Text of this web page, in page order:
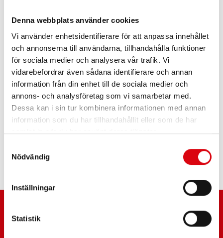
Denna webbplats använder cookies
Vi använder enhetsidentifierare för att anpassa innehållet
och annonserna till användarna, tillhandahålla funktioner
för sociala medier och analysera vår trafik. Vi
vidarebefordrar även sådana identifierare och annan
information från din enhet till de sociala medier och
annons- och analysföretag som vi samarbetar med.
Dessa kan i sin tur kombinera informationen med annan
information som du har tillhandahållit eller som de har
samlat in när du har använt deras tjänster.
Nödvändig
Inställningar
Statistik
AGM PRO 520 01 / BETX20L - ETX20L
Den populäraste modellen i Banner-märkeskvalitet.
Reservdelar i originalkvalitet (OE)!
PRODUKTSPECIFIKATIONER >
ÅTERFÖRSÄLJARE OCH MONTERINGSSERVICE >